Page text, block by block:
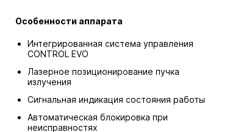
Особенности аппарата
Интегрированная система управления
CONTROL EVO
Лазерное позиционирование пучка
излучения
Сигнальная индикация состояния работы
Автоматическая блокировка при
неисправностях